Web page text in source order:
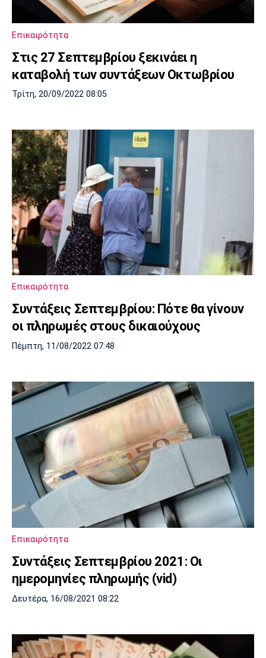
Πολιτισμός
Τραγούδια
Cine Spot
Running
Παρασκήνιο
Πρόγραμμα TV
Μπαρτσελόνα
Ρεάλ
Μαδρίτης
Ατλέτικο
Μαδρίτης
Μάντσεστερ
Γιουνάιτεντ
Τσέλσι Άρσεναλ
Λίβερπουλ
Μάντσεστερ
Γιουβέντους
Μπορούσια
Ντόρτμουντ
Παρί Σεν
Ζερμέν
Μαρσέιγ
Μονακό
Ερυθρός
Αστέρας
Τότεναμ
Επικαιρότητα
Στις 27 Σεπτεμβρίου ξεκινάει η
καταβολή των συντάξεων Οκτωβρίου
Τρίτη, 20/09/2022 08:05
Επικαιρότητα
Συντάξεις Σεπτεμβρίου: Πότε θα γίνουν
οι πληρωμές στους δικαιούχους
Πέμπτη, 11/08/2022 07:48
Επικαιρότητα
Συντάξεις Σεπτεμβρίου 2021: Οι
ημερομηνίες πληρωμής (vid)
Δευτέρα, 16/08/2021 08:22